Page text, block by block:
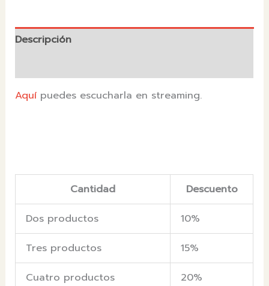
Descripción
Aquí puedes escucharla en streaming.
Cantidad
Descuento
Dos productos
10%
Tres productos
15%
Cuatro productos
20%